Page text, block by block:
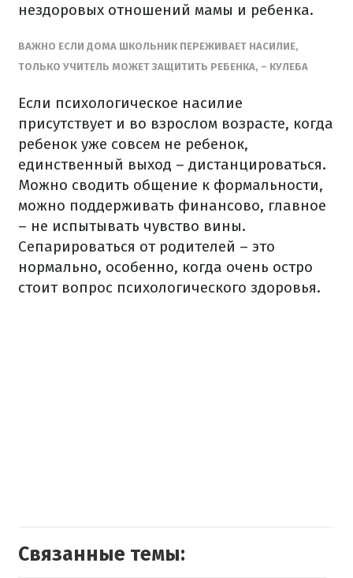
нездоровых отношений мамы и ребенка.
ВАЖНО ЕСЛИ ДОМА ШКОЛЬНИК ПЕРЕЖИВАЕТ НАСИЛИЕ,
ТОЛЬКО УЧИТЕЛЬ МОЖЕТ ЗАЩИТИТЬ РЕБЕНКА, – КУЛЕБА
Если психологическое насилие
присутствует и во взрослом возрасте, когда
ребенок уже совсем не ребенок,
единственный выход – дистанцироваться.
Можно сводить общение к формальности,
можно поддерживать финансово, главное
– не испытывать чувство вины.
Сепарироваться от родителей – это
нормально, особенно, когда очень остро
стоит вопрос психологического здоровья.
Связанные темы: